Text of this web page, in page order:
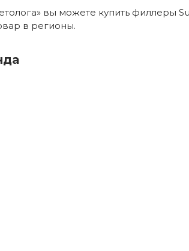
вы можете купить филлеры
в регионы.